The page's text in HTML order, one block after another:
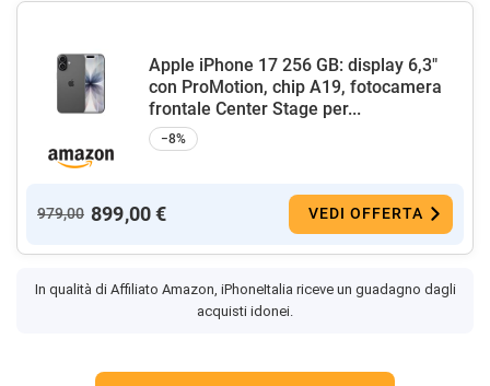
Apple iPhone 17 256 GB: display 6,3"
con ProMotion, chip A19, fotocamera
frontale Center Stage per...
−8%
979,00 899,00 € VEDI OFFERTA
In qualità di Affiliato Amazon, iPhoneItalia riceve un guadagno dagli
acquisti idonei.